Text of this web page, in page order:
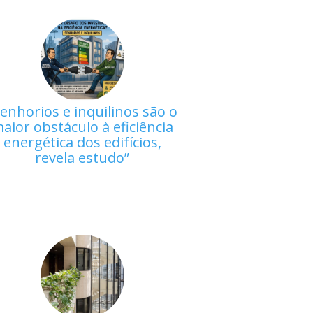
e inquilinos são o
obstáculo à eficiência
energética dos edifícios,
revela estudo